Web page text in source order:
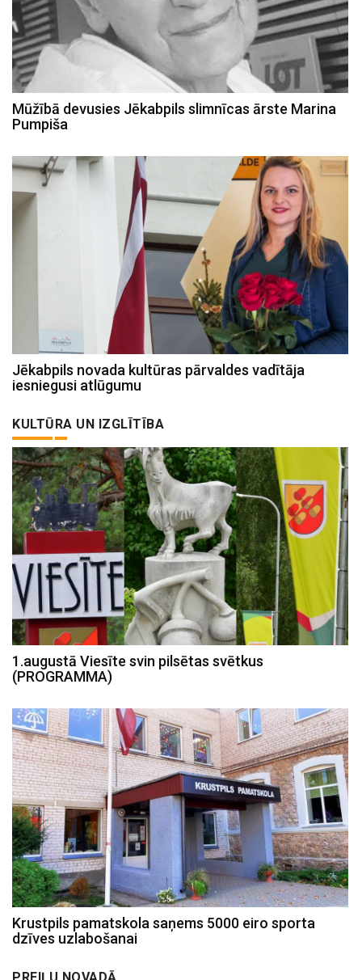
Mūžībā devusies Jēkabpils slimnīcas ārste Marina
Pumpiša
Jēkabpils novada kultūras pārvaldes vadītāja
iesniegusi atlūgumu
KULTŪRA UN IZGLĪTĪBA
1.augustā Viesīte svin pilsētas svētkus
(PROGRAMMA)
Krustpils pamatskola saņems 5000 eiro sporta
dzīves uzlabošanai
PREIĻU NOVADĀ